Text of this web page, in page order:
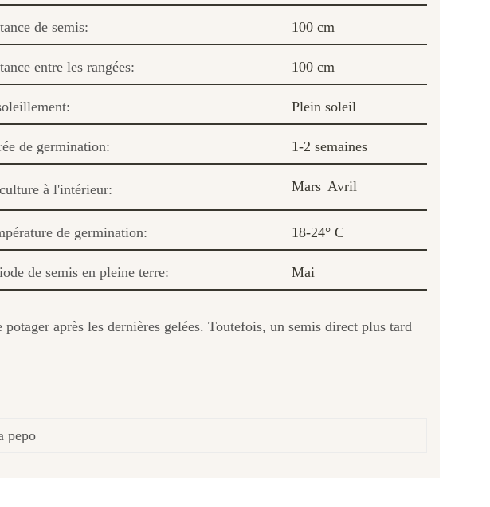
de semis: 100 cm
entre les rangées: 100 cm
Plein soleil
de germination: 1-2 semaines
à l'intérieur: Mars Avril
de germination: 18-24° C
de semis en pleine terre: Mai
après les dernières gelées. Toutefois, un semis direct plus tard
pepo